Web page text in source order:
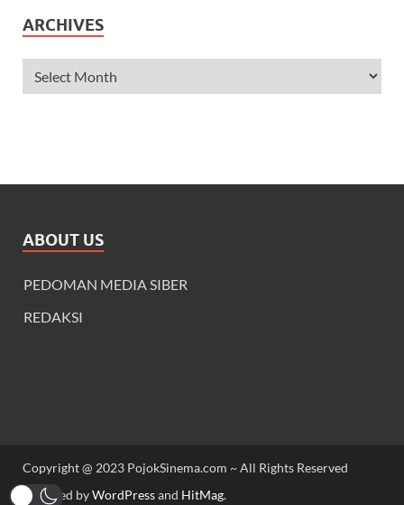
ARCHIVES
ABOUT US
PEDOMAN MEDIA SIBER
REDAKSI
Copyright @ 2023 PojokSinema.com ~ All Rights Reserved
Powered byWordPressand HitMag.